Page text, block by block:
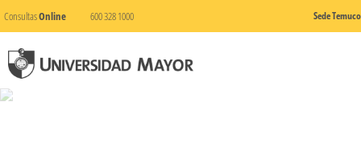
ConsultasOnline 600 328 1000 Sede Temuco